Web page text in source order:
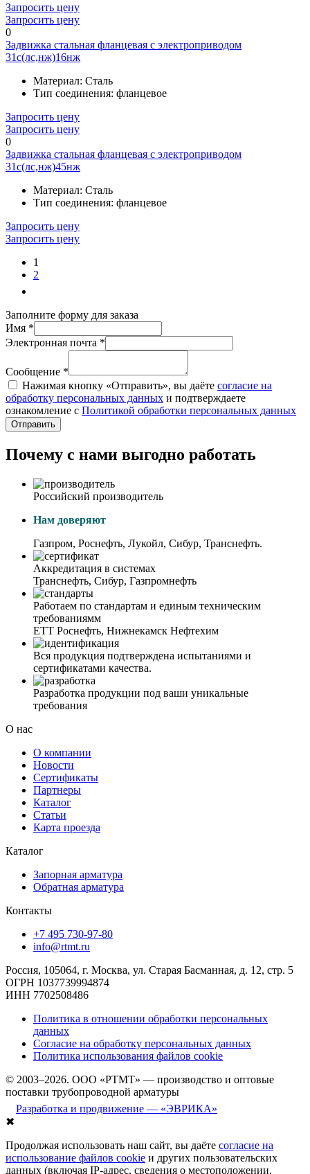
Запросить цену
Запросить цену
0
Задвижка стальная фланцевая с электроприводом
31с(лс,нж)16нж
Материал: Сталь
Тип соединения: фланцевое
Запросить цену
Запросить цену
0
Задвижка стальная фланцевая с электроприводом
31с(лс,нж)45нж
Материал: Сталь
Тип соединения: фланцевое
Запросить цену
Запросить цену
1
2
Заполните форму для заказа
Имя *
Электронная почта *
Сообщение *
Нажимая кнопку «Отправить», вы даёте согласие на
обработку персональных данных и подтверждаете
ознакомление с Политикой обработки персональных данных
Отправить
Почему с нами выгодно работать
Российский производитель
Нам доверяют
Газпром, Роснефть, Лукойл, Сибур, Транснефть.
Аккредитация в системах
Транснефть, Сибур, Газпромнефть
Работаем по стандартам и единым техническим
требованиямм
ЕТТ Роснефть, Нижнекамск Нефтехим
Вся продукция подтверждена испытаниями и
сертификатами качества.
Разработка продукции под ваши уникальные
требования
О нас
О компании
Новости
Сертификаты
Партнеры
Каталог
Статьи
Карта проезда
Каталог
Запорная арматура
Обратная арматура
Контакты
+7 495 730-97-80
info@rtmt.ru
Россия, 105064, г. Москва, ул. Старая Басманная, д. 12, стр. 5
ОГРН 1037739994874
ИНН 7702508486
Политика в отношении обработки персональных
данных
Согласие на обработку персональных данных
Политика использования файлов cookie
© 2003–2026. ООО «РТМТ» — производство и оптовые
поставки трубопроводной арматуры
Разработка и продвижение — «ЭВРИКА»
✖
Продолжая использовать наш сайт, вы даёте согласие на
использование файлов cookie и других пользовательских
данных (включая IP-адрес, сведения о местоположении,